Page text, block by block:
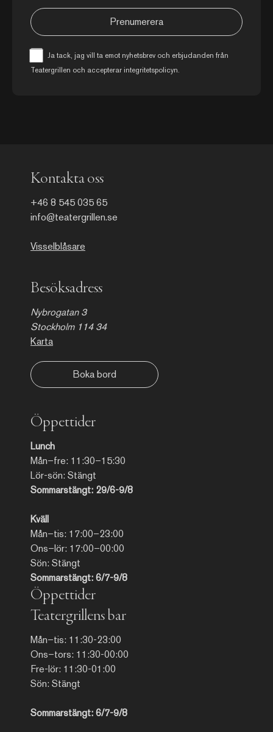
Ja tack, jag vill ta emot nyhetsbrev och erbjudanden från
Teatergrillen och accepterar integritetspolicyn.
Prenumerera
Öppettider
Lunch
Mån–fre: 11:30–15:30
Lör-sön: Stängt
Sommarstängt: 29/6-9/8
Kväll
Mån–tis: 17:00–23:00
Ons–lör: 17:00–00:00
Sön: Stängt
Sommarstängt: 6/7-9/8
Öppettider
Teatergrillens bar
Mån–tis: 11:30-23:00
Ons–tors: 11:30-00:00
Fre-lör: 11:30-01:00
Sön: Stängt
Sommarstängt: 6/7-9/8
Kontakta oss
+46 8 545 035 65
info@teatergrillen.se
Visselblåsare
Besöksadress
Nybrogatan 3
Stockholm 114 34
Karta
Boka bord